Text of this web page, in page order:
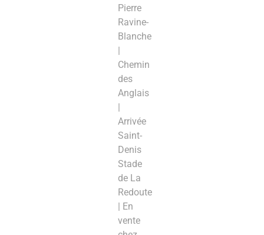
Pierre
Ravine-
Blanche
|
Chemin
des
Anglais
|
Arrivée
Saint-
Denis
Stade
de La
Redoute
| En
vente